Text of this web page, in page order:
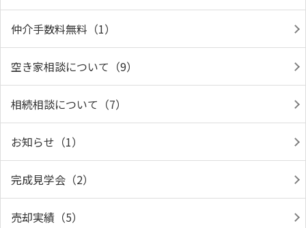
仲介手数料無料（1）
空き家相談について（9）
相続相談について（7）
お知らせ（1）
完成見学会（2）
売却実績（5）